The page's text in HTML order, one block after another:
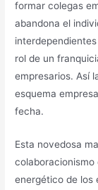
formar colegas
abandona el
rol de un
empresarios. Así
esquema
fecha.
Esta novedosa
energético de los